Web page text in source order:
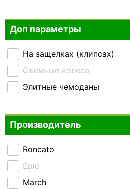
Доп параметры
На защелках (клипсах)
Съемные колеса
Элитные чемоданы
Производитель
Roncato
Epic
March